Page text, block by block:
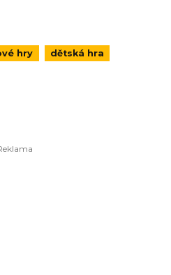
hry dětská hra